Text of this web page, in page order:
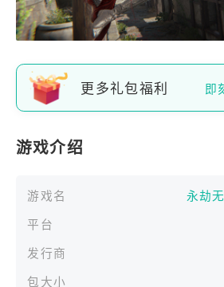
更多礼包福利 即
游戏介绍
游戏名
永劫
平台
发行商
包大小